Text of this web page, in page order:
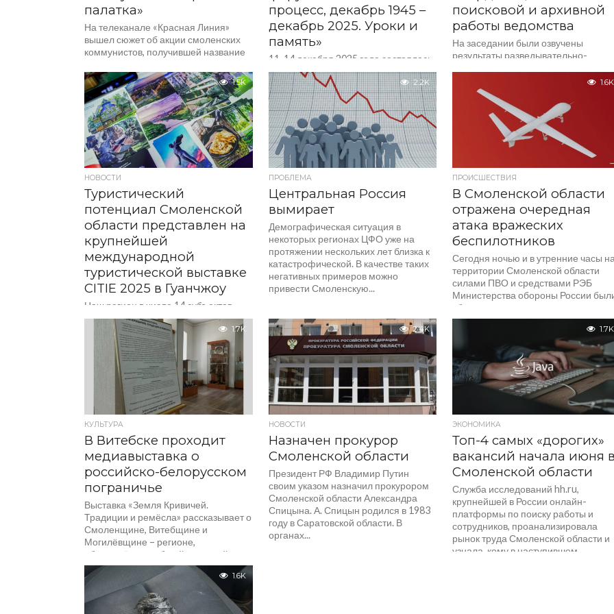
палатка»
На телеканале «Красная Линия»
вышел сюжет об акции смоленских
коммунистов, получившей название
процесс, декабрь 1945 –
декабрь 2025. Уроки и
память»
11-14 декабря 2025 года состоялась
важная серия мероприятий,
приуроченных к 80-й годовщине
знаменитого Смоленского процесса
над нацистскими преступниками,
проходившего в декабре 1945...
поисковой и архивной
работы ведомства
На заседании были озвучены
результаты разведывательно-
эксгумационных работ,
в 2025 году на территории
Смоленской и Херсонской
1.5K
НОВОСТИ
Туристический
потенциал Смоленской
области представлен на
крупнейшей
международной
туристической выставке
CITIE 2025 в Гуанчжоу
Наш регион в числе 14 субъектов
страны впервые демонстрирует
уникальные туристические продукты
на едином стенде национального
бренда «Discover Russia». Он
организован Центром...
2.2K
ПРОБЛЕМА
Центральная Россия
вымирает
Демографическая ситуация в
некоторых регионах ЦФО уже на
протяжении нескольких лет близка к
катастрофической. В качестве таких
негативных примеров можно
привести Смоленскую...
1.6K
ПРОИСШЕСТВИЯ
В Смоленской области
отражена очередная
атака вражеских
беспилотников
Сегодня ночью и в утренние часы
территории Смоленской области
силами ПВО и средствами РЭБ
Министерства обороны России
сбиты и подавлены...
1.7K
КУЛЬТУРА
В Витебске проходит
медиавыставка о
российско-белорусском
пограничье
Выставка «Земля Кривичей.
Традиции и ремёсла» рассказывает о
Смоленщине, Витебщине и
Могилёвщине – регионе,
объединённом общей историей,
культурой и традициями. Экспозиция
включает...
2.4K
НОВОСТИ
Назначен прокурор
Смоленской области
Президент РФ Владимир Путин
своим указом назначил прокурором
Смоленской области Александра
Спицына. А. Спицын родился в 1983
году в Саратовской области. В
органах...
1.7K
ЭКОНОМИКА
Топ-4 самых «дорогих»
вакансий начала июня
Смоленской области
Служба исследований hh.ru,
крупнейшей в России онлайн-
платформы по поиску работы и
сотрудников, проанализировала
рынок труда Смоленской области и
узнала, кому в наступившем...
1.6K